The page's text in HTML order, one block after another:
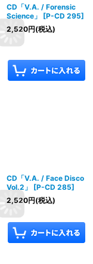
CD「V.A. / Forensic
Science」
[P-CD 295]
2,520円(税込)
CD「V.A. / Face Disco
Vol.2」
[P-CD 285]
2,520円(税込)